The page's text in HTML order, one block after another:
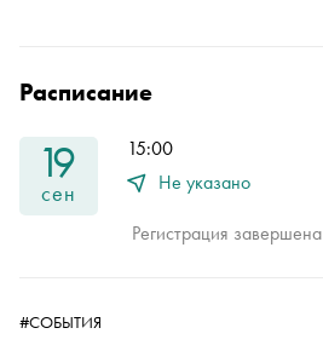
Расписание
19
сен
15:00
Не указано
Регистрация завершена
#СОБЫТИЯ